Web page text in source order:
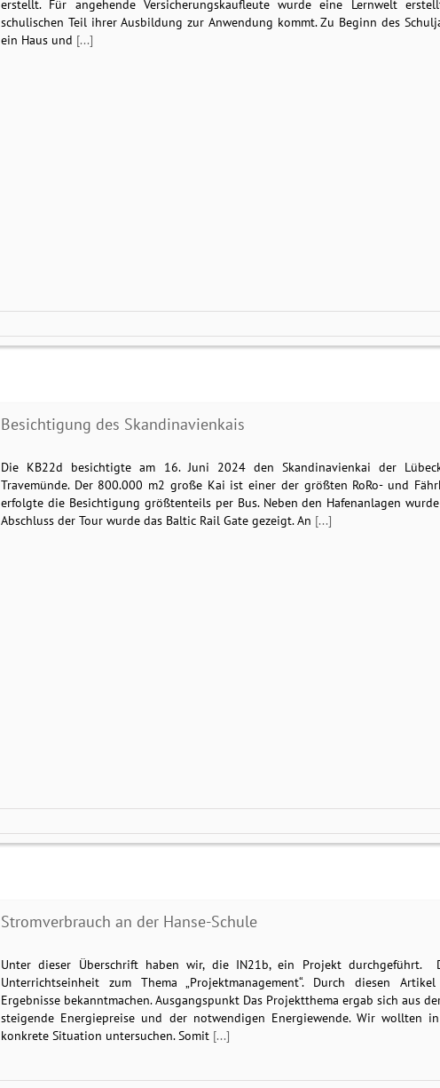
erstellt. Für angehende Versicherungskaufleute wurde eine Lernwelt
schulischen Teil ihrer Ausbildung zur Anwendung kommt. Zu Beginn des
ein Haus und [...]
Besichtigung des Skandinavienkais
Die KB22d besichtigte am 16. Juni 2024 den Skandinavienkai der
Travemünde. Der 800.000 m2 große Kai ist einer der größten RoRo- und
erfolgte die Besichtigung größtenteils per Bus. Neben den Hafenanlagen
Abschluss der Tour wurde das Baltic Rail Gate gezeigt. An [...]
Stromverbrauch an der Hanse-Schule
Unter dieser Überschrift haben wir, die IN21b, ein Projekt durchgeführt.
Unterrichtseinheit zum Thema „Projektmanagement“. Durch diesen
Ergebnisse bekanntmachen. Ausgangspunkt Das Projektthema ergab sich aus
steigende Energiepreise und der notwendigen Energiewende. Wir wollten
konkrete Situation untersuchen. Somit [...]